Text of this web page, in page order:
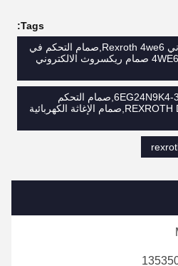
Tags:
صمام الهيدروليكي الالكتروني Rexroth 4we6,صمام التحكم في
الاتجاه 4WE6E62,R900930035 صمام ريكسروث الالكتروني
صمام الإغاثة الكهربائية 315-6EG24N9K4,صمام التحكم
الهيدروليكي REXROTH DBW10b2-5x,صمام الإغاثة الكهربائية